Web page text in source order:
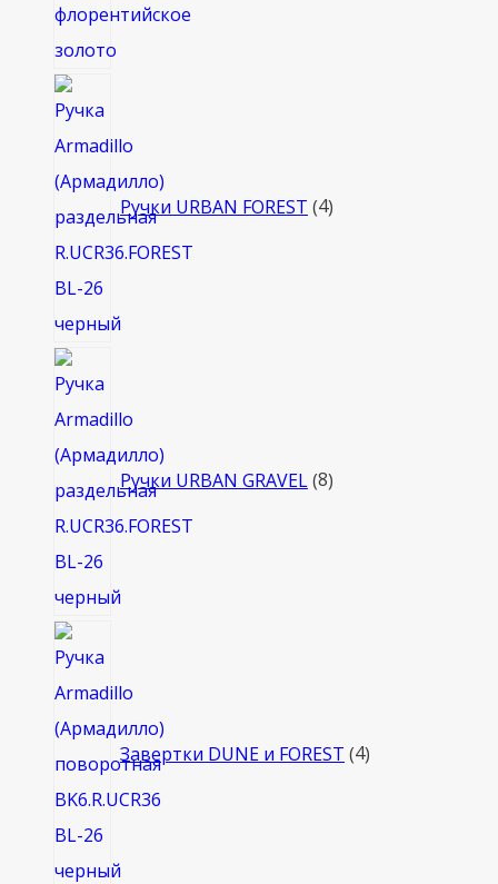
Ручки URBAN FOREST 4
Ручки URBAN GRAVEL 8
Завертки DUNE и FOREST 4